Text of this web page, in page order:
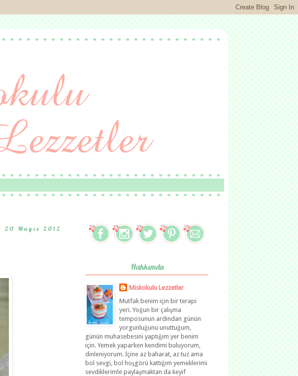
20 Mayıs 2012
Hakkımda
Miskokulu Lezzetler
Mutfak benim için bir terapi
yeri. Yoğun bir çalışma
temposunun ardından günün
yorgunluğunu unuttuğum,
günün muhasebesini yaptığım yer benim
için. Yemek yaparken kendimi buluyorum,
dinleniyorum. İçine az baharat, az tuz ama
bol sevgi, bol hoşgörü kattığım yemeklerimi
sevdiklerimle paylaşmaktan da keyif